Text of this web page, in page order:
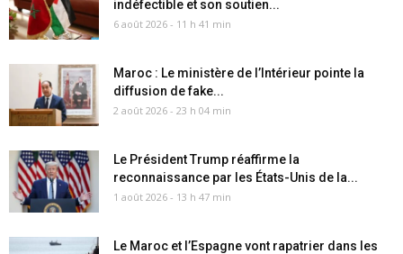
indéfectible et son soutien...
6 août 2026 - 11 h 41 min
Maroc : Le ministère de l’Intérieur pointe la
diffusion de fake...
2 août 2026 - 23 h 04 min
Le Président Trump réaffirme la
reconnaissance par les États-Unis de la...
1 août 2026 - 13 h 47 min
Le Maroc et l’Espagne vont rapatrier dans les